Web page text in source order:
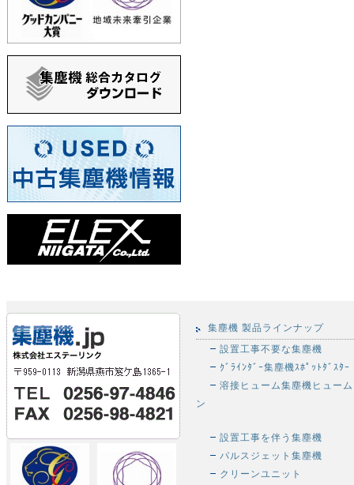
集塵機 製品ラインナップ
設置工事不要な集塵機
ｸﾞﾗｲﾝﾀﾞｰ集塵機ｽﾎﾟｯﾄﾀﾞｽﾀｰ
溶接ヒューム集塵機ヒュー
ン
設置工事を伴う集塵機
パルスジェット集塵機
クリーンユニット